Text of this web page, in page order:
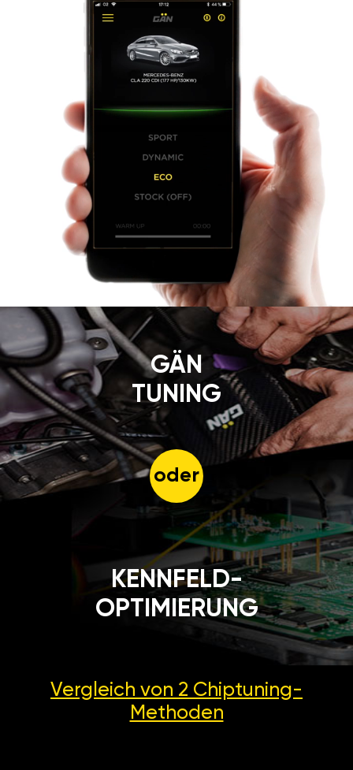
GÄN
TUNING
oder
KENNFELD-
OPTIMIERUNG
Vergleich von 2 Chiptuning-
Methoden